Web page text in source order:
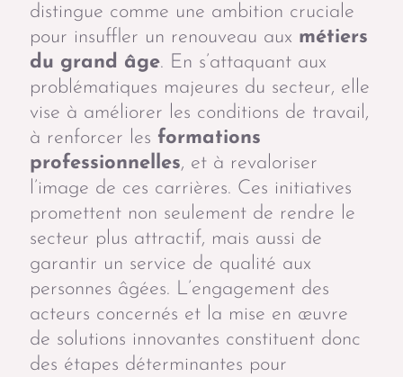
distingue comme une ambition cruciale
pour insuffler un renouveau aux métiers
du grand âge. En s’attaquant aux
problématiques majeures du secteur, elle
vise à améliorer les conditions de travail,
à renforcer les formations
professionnelles, et à revaloriser
l’image de ces carrières. Ces initiatives
promettent non seulement de rendre le
secteur plus attractif, mais aussi de
garantir un service de qualité aux
personnes âgées. L’engagement des
acteurs concernés et la mise en œuvre
de solutions innovantes constituent donc
des étapes déterminantes pour